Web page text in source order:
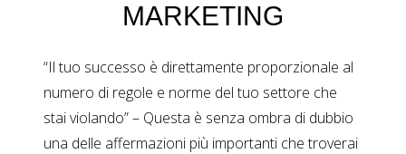
MARKETING
“Il tuo successo è direttamente proporzionale al
numero di regole e norme del tuo settore che
stai violando” – Questa è senza ombra di dubbio
una delle affermazioni più importanti che troverai